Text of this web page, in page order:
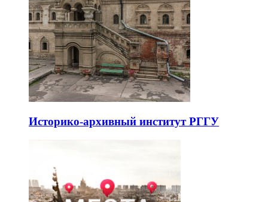
Историко-архивный институт РГГУ